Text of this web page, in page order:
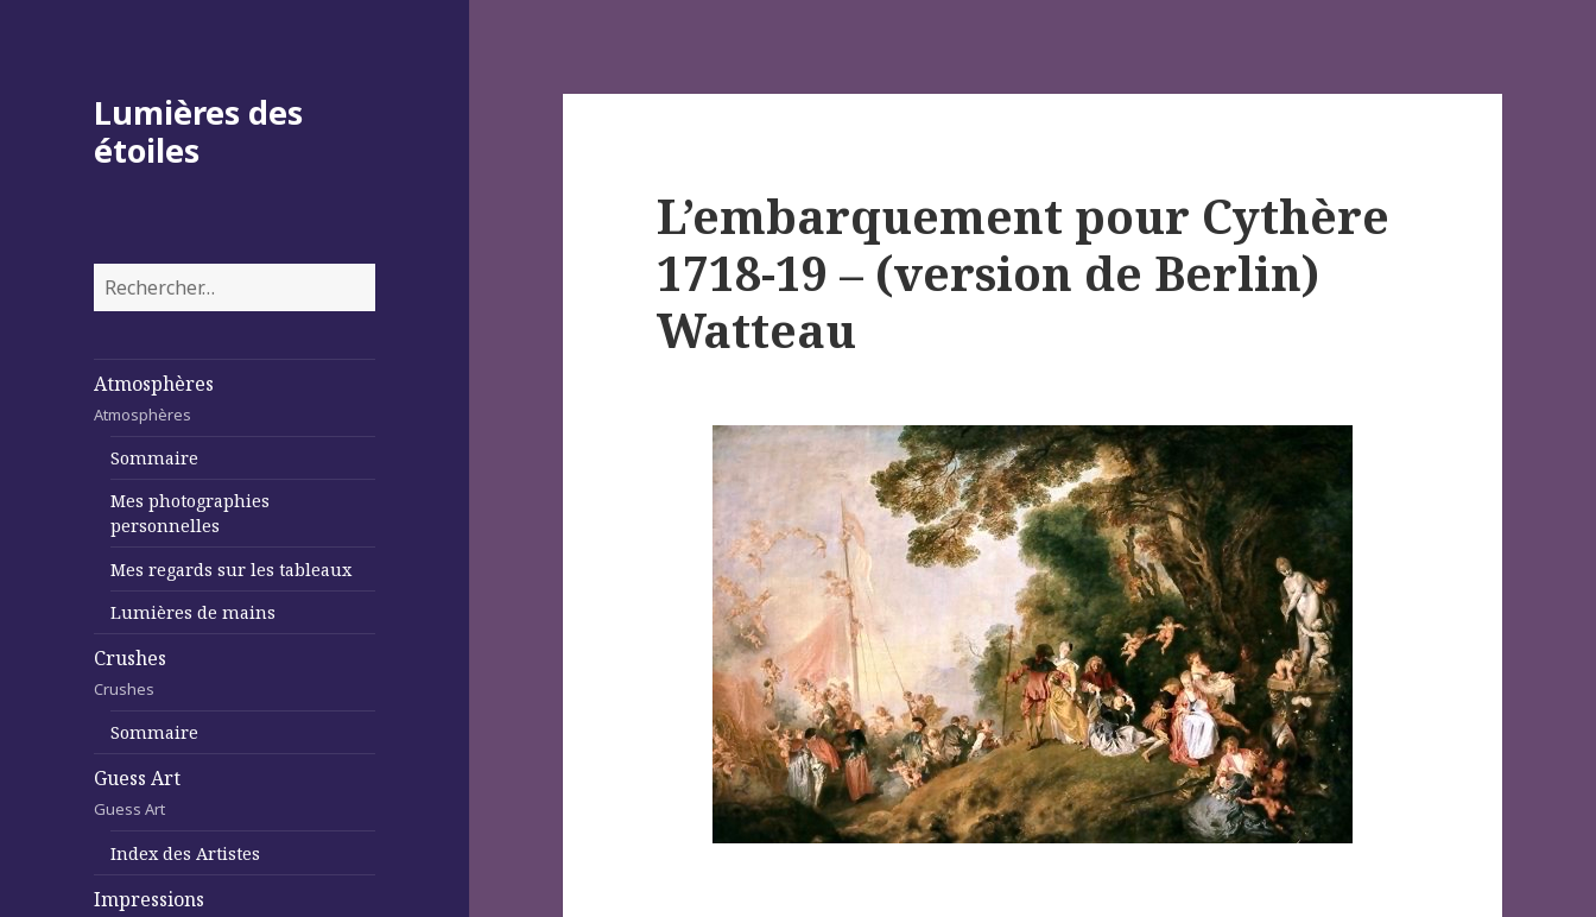
Lumières des
étoiles
Rechercher :
Atmosphères
Atmosphères
Sommaire
Mes photographies
personnelles
Mes regards sur les tableaux
Lumières de mains
Crushes
Crushes
Sommaire
Guess Art
Guess Art
Index des Artistes
Impressions
L’embarquement pour Cythère
1718-19 – (version de Berlin)
Watteau